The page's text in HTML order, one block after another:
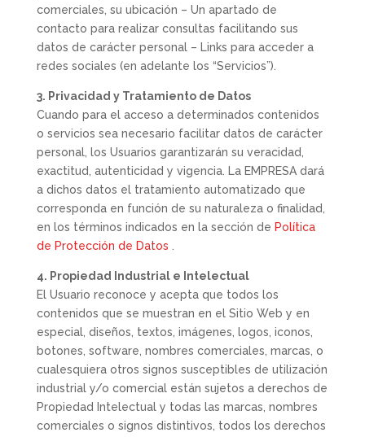
comerciales, su ubicación – Un apartado de
contacto para realizar consultas facilitando sus
datos de carácter personal – Links para acceder a
redes sociales (en adelante los “Servicios”).
3. Privacidad y Tratamiento de Datos
Cuando para el acceso a determinados contenidos
o servicios sea necesario facilitar datos de carácter
personal, los Usuarios garantizarán su veracidad,
exactitud, autenticidad y vigencia. La EMPRESA dará
a dichos datos el tratamiento automatizado que
corresponda en función de su naturaleza o finalidad,
en los términos indicados en la sección de Política
de Protección de Datos
4. Propiedad Industrial e Intelectual
El Usuario reconoce y acepta que todos los
contenidos que se muestran en el Sitio Web y en
especial, diseños, textos, imágenes, logos, iconos,
botones, software, nombres comerciales, marcas, o
cualesquiera otros signos susceptibles de utilización
industrial y/o comercial están sujetos a derechos de
Propiedad Intelectual y todas las marcas, nombres
comerciales o signos distintivos, todos los derechos